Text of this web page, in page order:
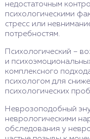
недостаточным
психологическими
стресс или
потребностям.
Психологический –
и
комплексного
психологом для
психологических
Неврозоподобный
неврологическими
обследования у